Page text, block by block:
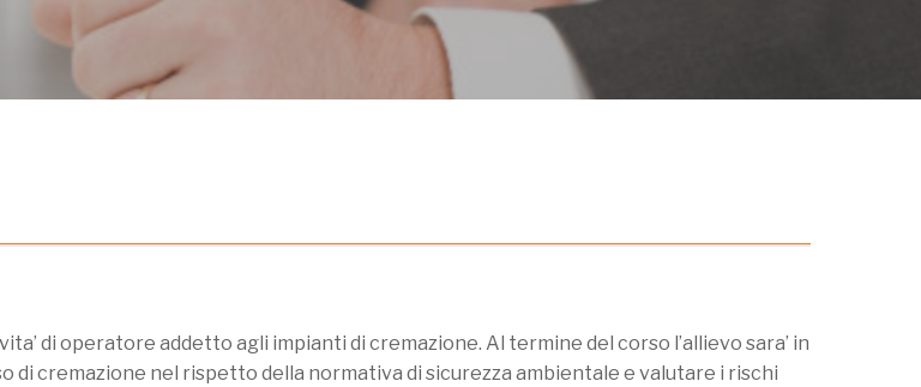
di operatore addetto agli impianti di cremazione. Al termine del corso l’allievo sara’ in
di cremazione nel rispetto della normativa di sicurezza ambientale e valutare i rischi